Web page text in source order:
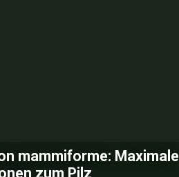
mammiforme: Maximale
zum Pilz